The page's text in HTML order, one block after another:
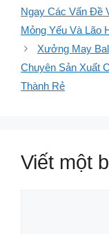
Ngay Các Vấn Đề
Mỏng Yếu Và Lão
Xưởng May
Chuyên Sản Xuất
Thành Rẻ
Viết một